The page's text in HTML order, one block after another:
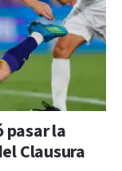
pasar la
Clausura